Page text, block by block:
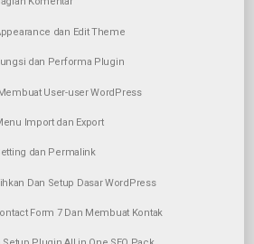
dan Edit Theme
dan Performa Plugin
User-user WordPress
Import dan Export
dan Permalink
Dan Setup Dasar WordPress
Form 7 Dan Membuat Kontak